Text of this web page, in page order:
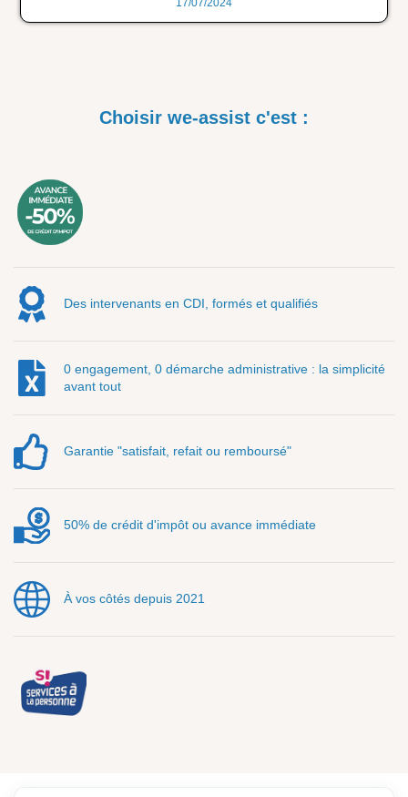
Choisir we-assist c'est :
Des intervenants en CDI, formés et qualifiés
0 engagement, 0 démarche administrative : la simplicité
avant tout
Garantie "satisfait, refait ou remboursé"
50% de crédit d'impôt ou avance immédiate
À vos côtés depuis 2021